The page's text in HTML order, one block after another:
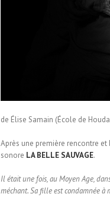
de Élise Samain (École de
Après une première rencontre
sonore LA BELLE SAUVAGE.
Il était une fois, au Moyen Age,
méchant. Sa fille est condamnée à